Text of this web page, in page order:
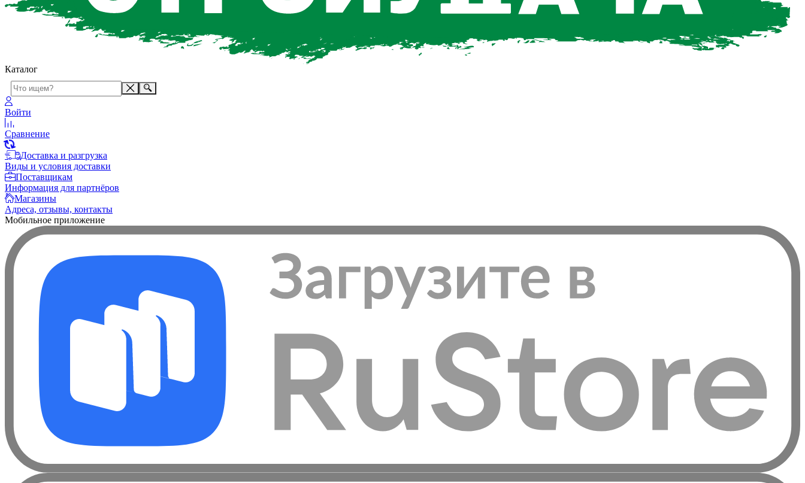
Каталог
Войти
Сравнение
Доставка и разгрузка
Виды и условия доставки
Поставщикам
Информация для партнёров
Магазины
Адреса, отзывы, контакты
Мобильное приложение